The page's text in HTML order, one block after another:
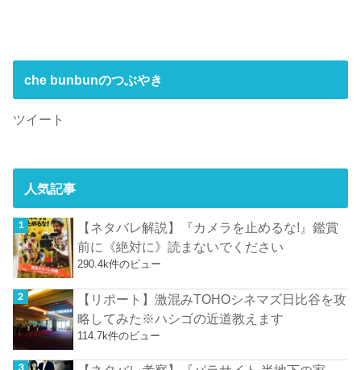
che bunbunのつぶやき
ツイート
人気記事
【ネタバレ解説】『カメラを止めるな!』鑑賞
前に《絶対に》読まないでください
290.4k件のビュー
【リポート】激混みTOHOシネマズ日比谷を攻
略してみた※ハシゴの近道教えます
114.7k件のビュー